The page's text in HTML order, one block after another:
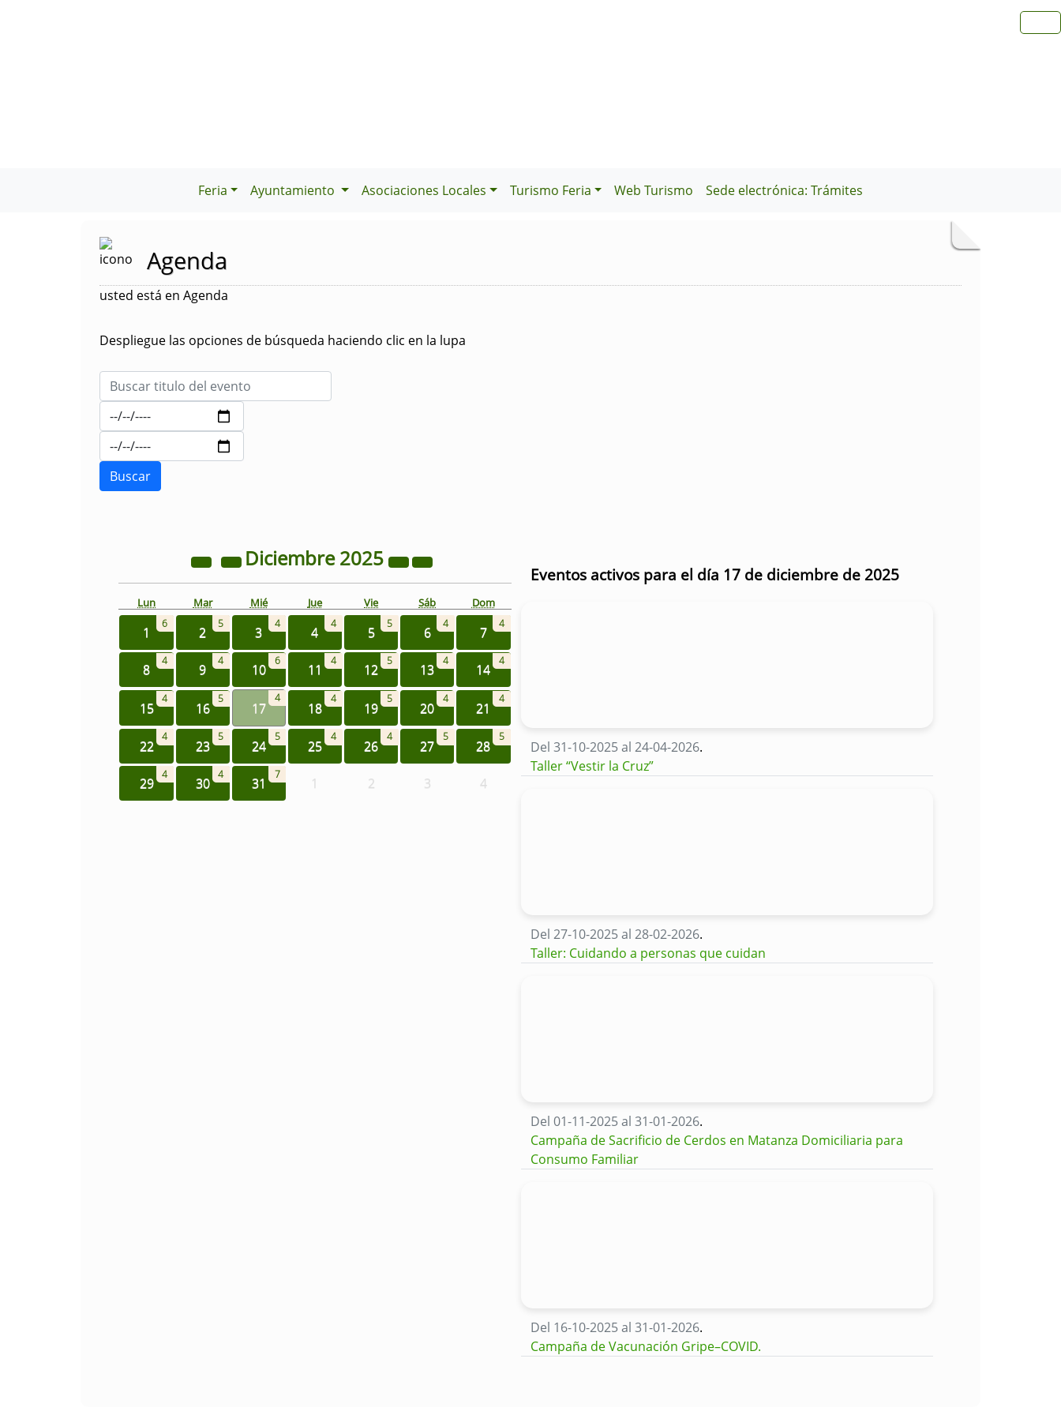
Feria Ayuntamiento Asociaciones Locales Turismo Feria Web Turismo Sede electrónica: Trámites
Agenda
usted está en Agenda
Despliegue las opciones de búsqueda haciendo clic en la lupa
Diciembre2025
Lun Mar Mié Jue Vie Sáb Dom
1
6
2
5
3
4
4
4
5
5
6
4
7
4
8
4
9
4
10
6
11
4
12
5
13
4
14
4
15
4
16
5
17
4
18
4
19
5
20
4
21
4
22
4
23
5
24
5
25
4
26
4
27
5
28
5
29
4
30
4
31
7
1 2 3 4
Eventos activos para el día 17 de diciembre de 2025
Del 31-10-2025 al 24-04-2026.
Taller “Vestir la Cruz”
Del 27-10-2025 al 28-02-2026.
Taller: Cuidando a personas que cuidan
Del 01-11-2025 al 31-01-2026.
Campaña de Sacrificio de Cerdos en Matanza Domiciliaria para
Consumo Familiar
Del 16-10-2025 al 31-01-2026.
Campaña de Vacunación Gripe–COVID.